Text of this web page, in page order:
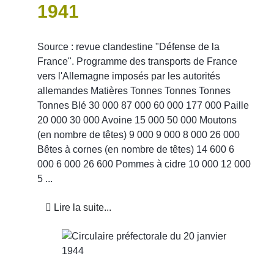
1941
Source : revue clandestine "Défense de la
France". Programme des transports de France
vers l'Allemagne imposés par les autorités
allemandes Matières Tonnes Tonnes Tonnes
Tonnes Blé 30 000 87 000 60 000 177 000 Paille
20 000 30 000 Avoine 15 000 50 000 Moutons
(en nombre de têtes) 9 000 9 000 8 000 26 000
Bêtes à cornes (en nombre de têtes) 14 600 6
000 6 000 26 600 Pommes à cidre 10 000 12 000
5 ...
Lire la suite...